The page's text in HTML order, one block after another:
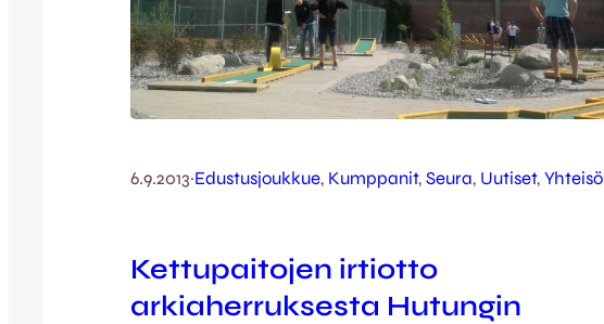
6.9.2013·Edustusjoukkue, Kumppanit, Seura, Uutiset, Yhteisö
Kettupaitojen irtiotto
arkiaherruksesta Hutungin